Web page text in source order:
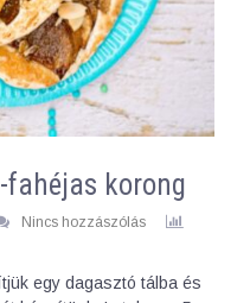
fahéjas korong
Nincs hozzászólás
egy dagasztó tálba és